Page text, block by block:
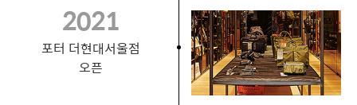
2021
포터 더현대서울점
오픈